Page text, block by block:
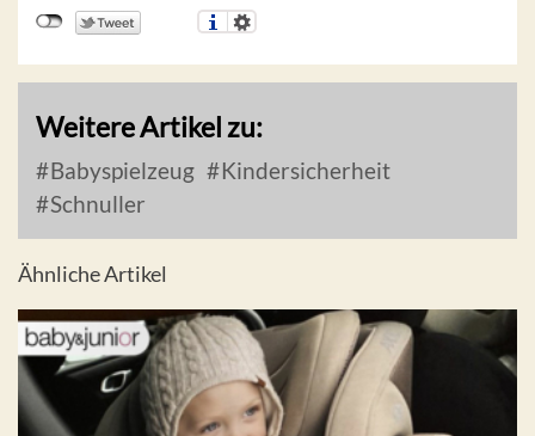
Weitere Artikel zu:
Babyspielzeug
Kindersicherheit
Schnuller
Ähnliche Artikel